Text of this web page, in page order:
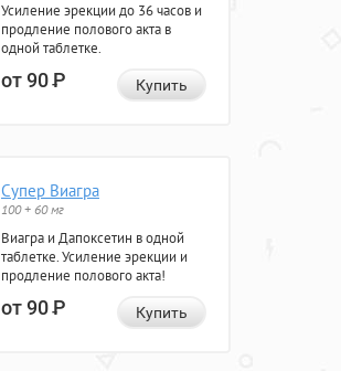
Усиление эрекции до 36 часов и
продление полового акта в
одной таблетке.
от 90Р Купить
Супер Виагра
100 + 60 мг
Виагра и Дапоксетин в одной
таблетке. Усиление эрекции и
продление полового акта!
от 90Р Купить